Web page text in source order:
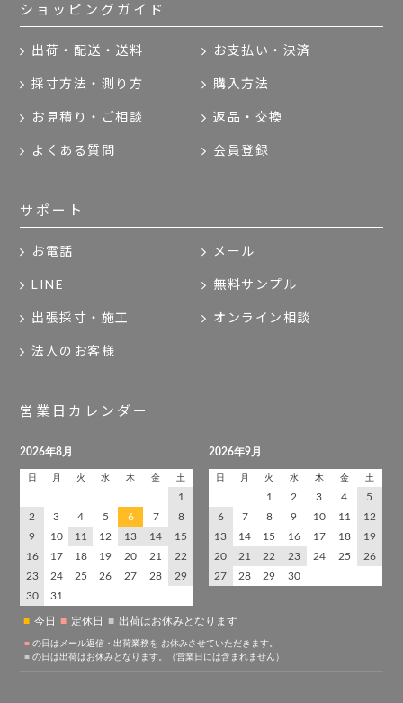
ショッピングガイド
出荷・配送・送料 お支払い・決済
採寸方法・測り方 購入方法
お見積り・ご相談 返品・交換
よくある質問 会員登録
サポート
お電話 メール
LINE 無料サンプル
出張採寸・施工 オンライン相談
法人のお客様
営業日カレンダー